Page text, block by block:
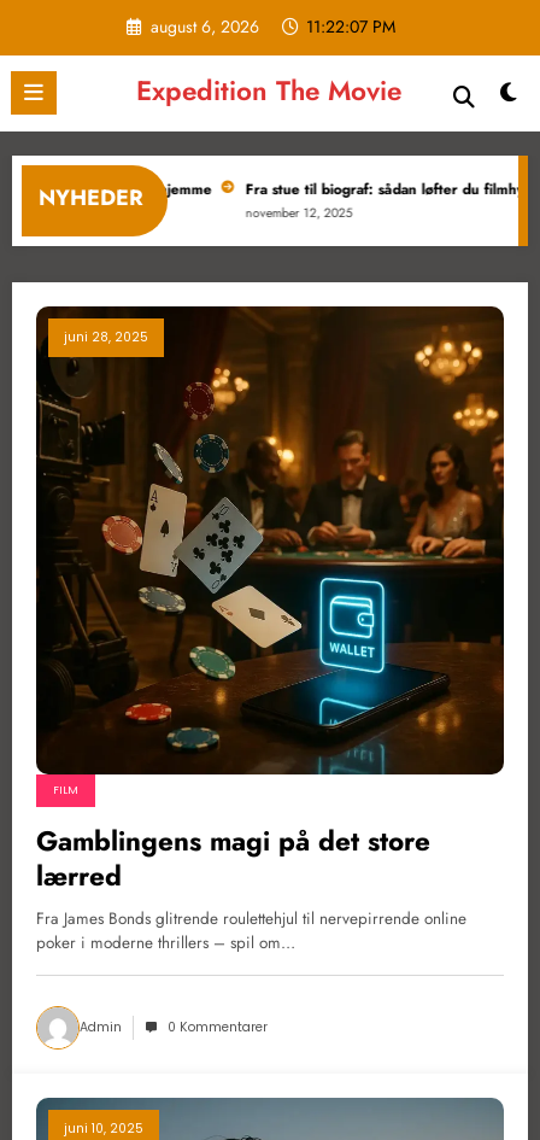
indhold
august 6, 2026 11:22:08 PM
Expedition The Movie
NYHEDER
størrelse til film derhjemme Fra stue til biograf: sådan løfter du
november 12, 2025
juni 28, 2025
FILM
Gamblingens magi på det store
lærred
Fra James Bonds glitrende roulettehjul til nervepirrende online
poker i moderne thrillers – spil om…
Admin 0 Kommentarer
juni 10, 2025